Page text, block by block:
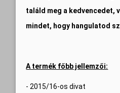
találd meg a kedvencedet,
mindet, hogy hangulatod
A termék főbb jellemzői:
- 2015/16-os divat